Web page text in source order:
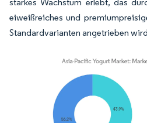
starkes Wachstum erlebt, das
eiweißreiches und
Standardvarianten angetrieben